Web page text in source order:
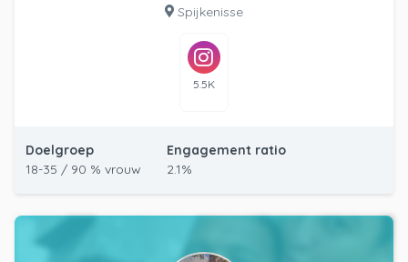
Spijkenisse
5.5K
Doelgroep
18-35 / 90 % vrouw
Engagement ratio
2.1%